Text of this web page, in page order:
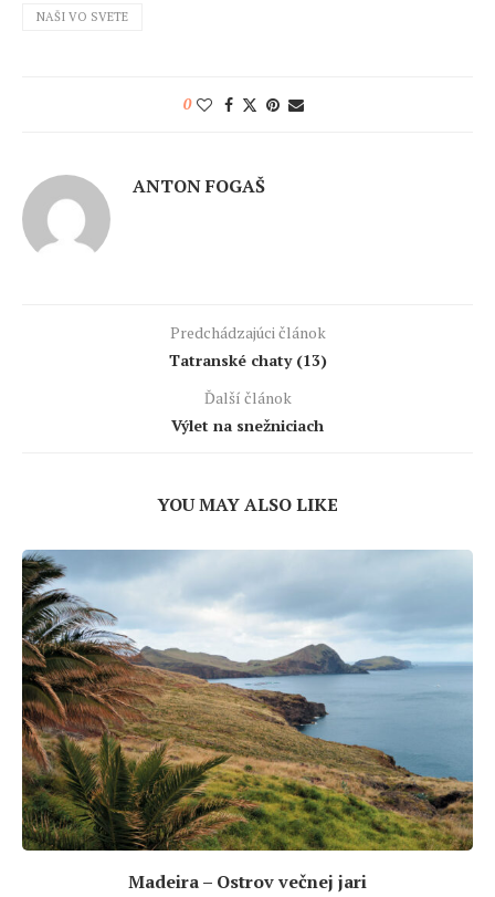
NAŠI VO SVETE
0
ANTON FOGAŠ
Predchádzajúci článok
Tatranské chaty (13)
Ďalší článok
Výlet na snežniciach
YOU MAY ALSO LIKE
Madeira – Ostrov večnej jari